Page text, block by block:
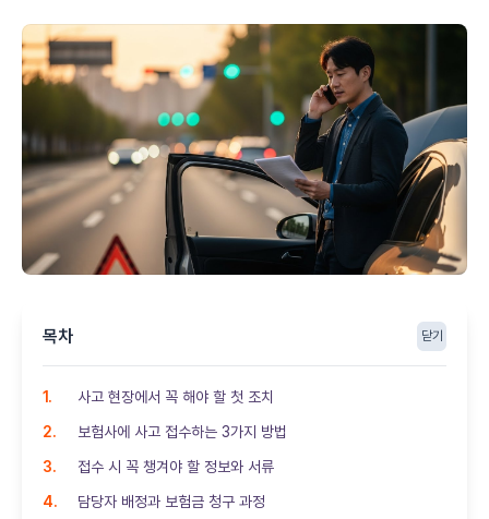
목차 닫기
사고 현장에서 꼭 해야 할 첫 조치
보험사에 사고 접수하는 3가지 방법
접수 시 꼭 챙겨야 할 정보와 서류
담당자 배정과 보험금 청구 과정